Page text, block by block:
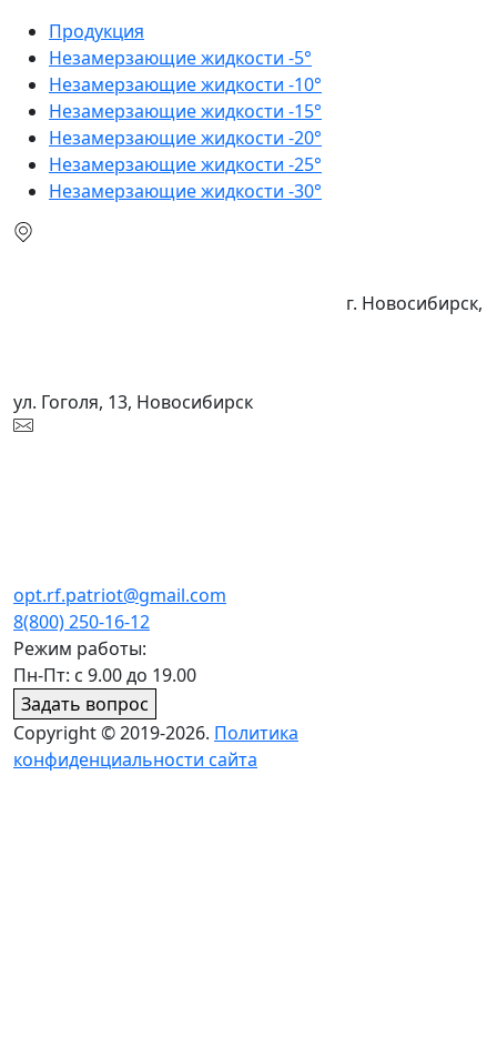
Продукция
Незамерзающие жидкости -5°
Незамерзающие жидкости -10°
Незамерзающие жидкости -15°
Незамерзающие жидкости -20°
Незамерзающие жидкости -25°
Незамерзающие жидкости -30°
г. Новосибирск,
ул. Гоголя, 13, Новосибирск
opt.rf.patriot@gmail.com
8(800) 250-16-12
Режим работы:
Пн-Пт: с 9.00 до 19.00
Задать вопрос
Copyright © 2019-2026. Политика
конфиденциальности сайта